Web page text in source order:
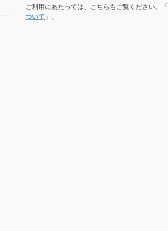
ご利用にあたっては、こちらもご覧ください。「
ついて 」。